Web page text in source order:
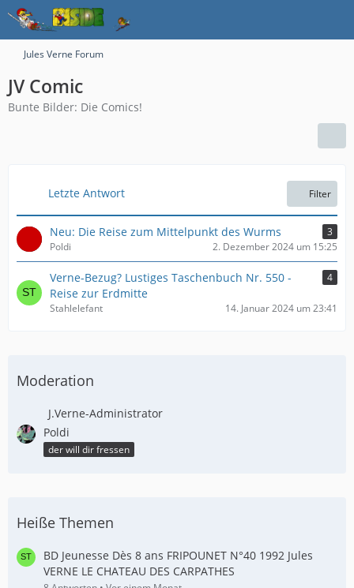
Jules Verne Forum
JV Comic
Bunte Bilder: Die Comics!
Letzte Antwort Filter
Neu: Die Reise zum Mittelpunkt des Wurms
3
Poldi
2. Dezember 2024 um 15:25
Verne-Bezug? Lustiges Taschenbuch Nr. 550 -
Reise zur Erdmitte
4
Stahlelefant 14. Januar 2024 um 23:41
Moderation
J.Verne-Administrator
Poldi
der will dir fressen
Heiße Themen
BD Jeunesse Dès 8 ans FRIPOUNET N°40 1992 Jules
VERNE LE CHATEAU DES CARPATHES